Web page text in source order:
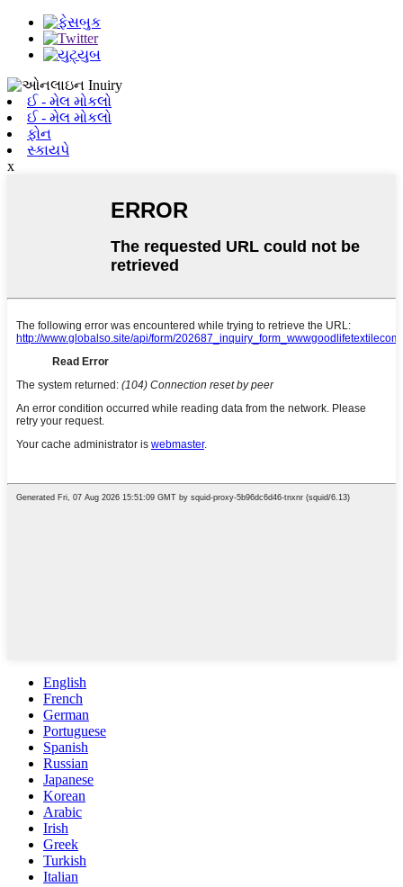
ઈ - મેલ મોકલો
ઈ - મેલ મોકલો
ફોન
સ્કાયપે
x
English
French
German
Portuguese
Spanish
Russian
Japanese
Korean
Arabic
Irish
Greek
Turkish
Italian